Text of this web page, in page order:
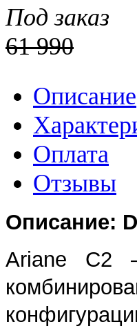
Под заказ
61 990
Описание
Оплата
Отзывы
Описание:
Ariane C2